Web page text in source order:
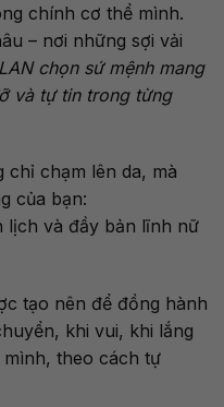
chính cơ thể mình.
– nơi những sợi vải
chọn sứ mệnh mang
và tự tin trong từng
chỉ chạm lên da, mà
của bạn:
lịch và đầy bản lĩnh nữ
tạo nên để đồng hành
khi vui, khi lắng
mình, theo cách tự